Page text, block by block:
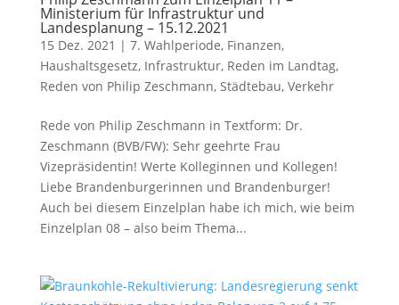
Ministerium für Infrastruktur und
Landesplanung – 15.12.2021
15 Dez. 2021 | 7. Wahlperiode, Finanzen,
Haushaltsgesetz, Infrastruktur, Reden im Landtag,
Reden von Philip Zeschmann, Städtebau, Verkehr
Rede von Philip Zeschmann in Textform: Dr.
Zeschmann (BVB/FW): Sehr geehrte Frau
Vizepräsidentin! Werte Kolleginnen und Kollegen!
Liebe Brandenburgerinnen und Brandenburger!
Auch bei diesem Einzelplan habe ich mich, wie beim
Einzelplan 08 – also beim Thema...